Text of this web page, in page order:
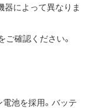
によって異なりま
ご確認ください。
池を採用。バッテ